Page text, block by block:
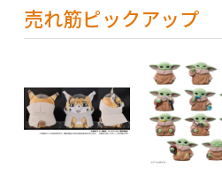
売れ筋ピックアップ